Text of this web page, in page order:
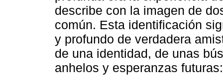
describe con la imagen de
común. Esta identificación
y profundo de verdadera
de una identidad, de unas
anhelos y esperanzas futuras: